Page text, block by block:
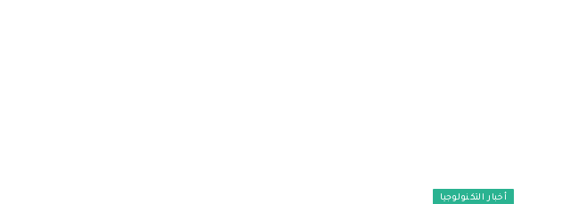
أخبار التكنولوجيا